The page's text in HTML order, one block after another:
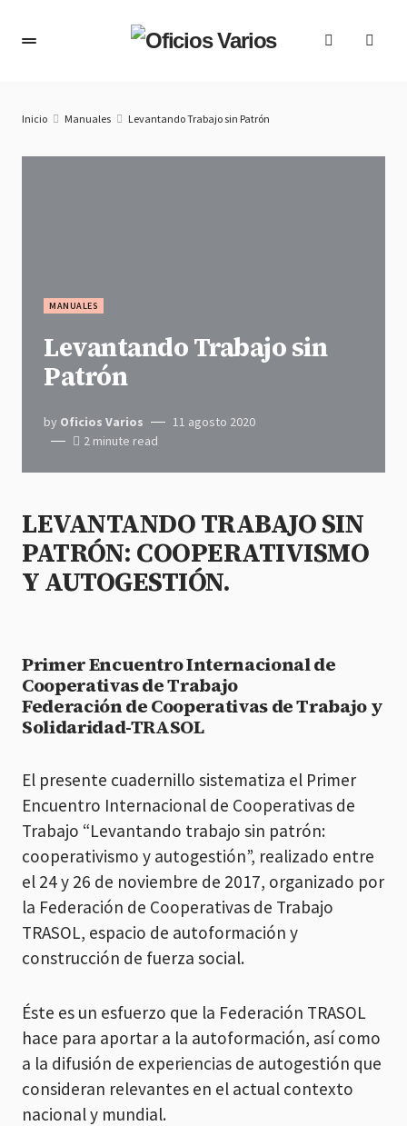
Inicio Manuales Levantando Trabajo sin Patrón
MANUALES
Levantando Trabajo sin
Patrón
by Oficios Varios
11 agosto 2020
2 minute read
LEVANTANDO TRABAJO SIN
PATRÓN: COOPERATIVISMO
Y AUTOGESTIÓN.
Primer Encuentro Internacional de
Cooperativas de Trabajo
Federación de Cooperativas de Trabajo y
Solidaridad-TRASOL
El presente cuadernillo sistematiza el Primer
Encuentro Internacional de Cooperativas de
Trabajo “Levantando trabajo sin patrón:
cooperativismo y autogestión”, realizado entre
el 24 y 26 de noviembre de 2017, organizado por
la Federación de Cooperativas de Trabajo
TRASOL, espacio de autoformación y
construcción de fuerza social.
Éste es un esfuerzo que la Federación TRASOL
hace para aportar a la autoformación, así como
a la difusión de experiencias de autogestión que
consideran relevantes en el actual contexto
nacional y mundial.